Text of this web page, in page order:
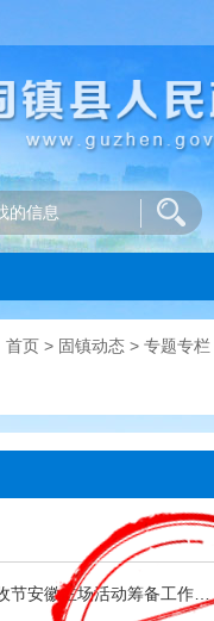
首页 > 固镇动态 > 专题专栏
2024年中国农民丰收节安徽主场活动筹备工作推进会议召开